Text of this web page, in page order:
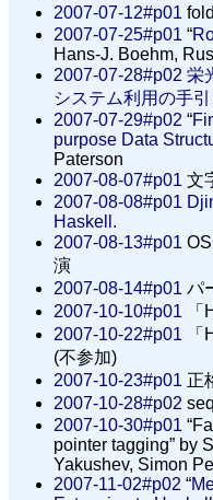
2007-07-12#p01
2007-07-25#p01 “
Hans-J. Boehm,
2007-07-28#p02 栄
システム利用の手引
2007-07-29#p02 “
purpose Data
Paterson
2007-08-07#p01 文
2007-08-08#p01
Haskell.
2007-08-13#p01
演
2007-08-14#p01 パ
2007-10-10#p01 「
2007-10-22#p01 「
(不参加)
2007-10-23#p01 正
2007-10-28#p02
2007-10-30#p01
pointer tagging” by
Yakushev, Simon
2007-11-02#p02 “